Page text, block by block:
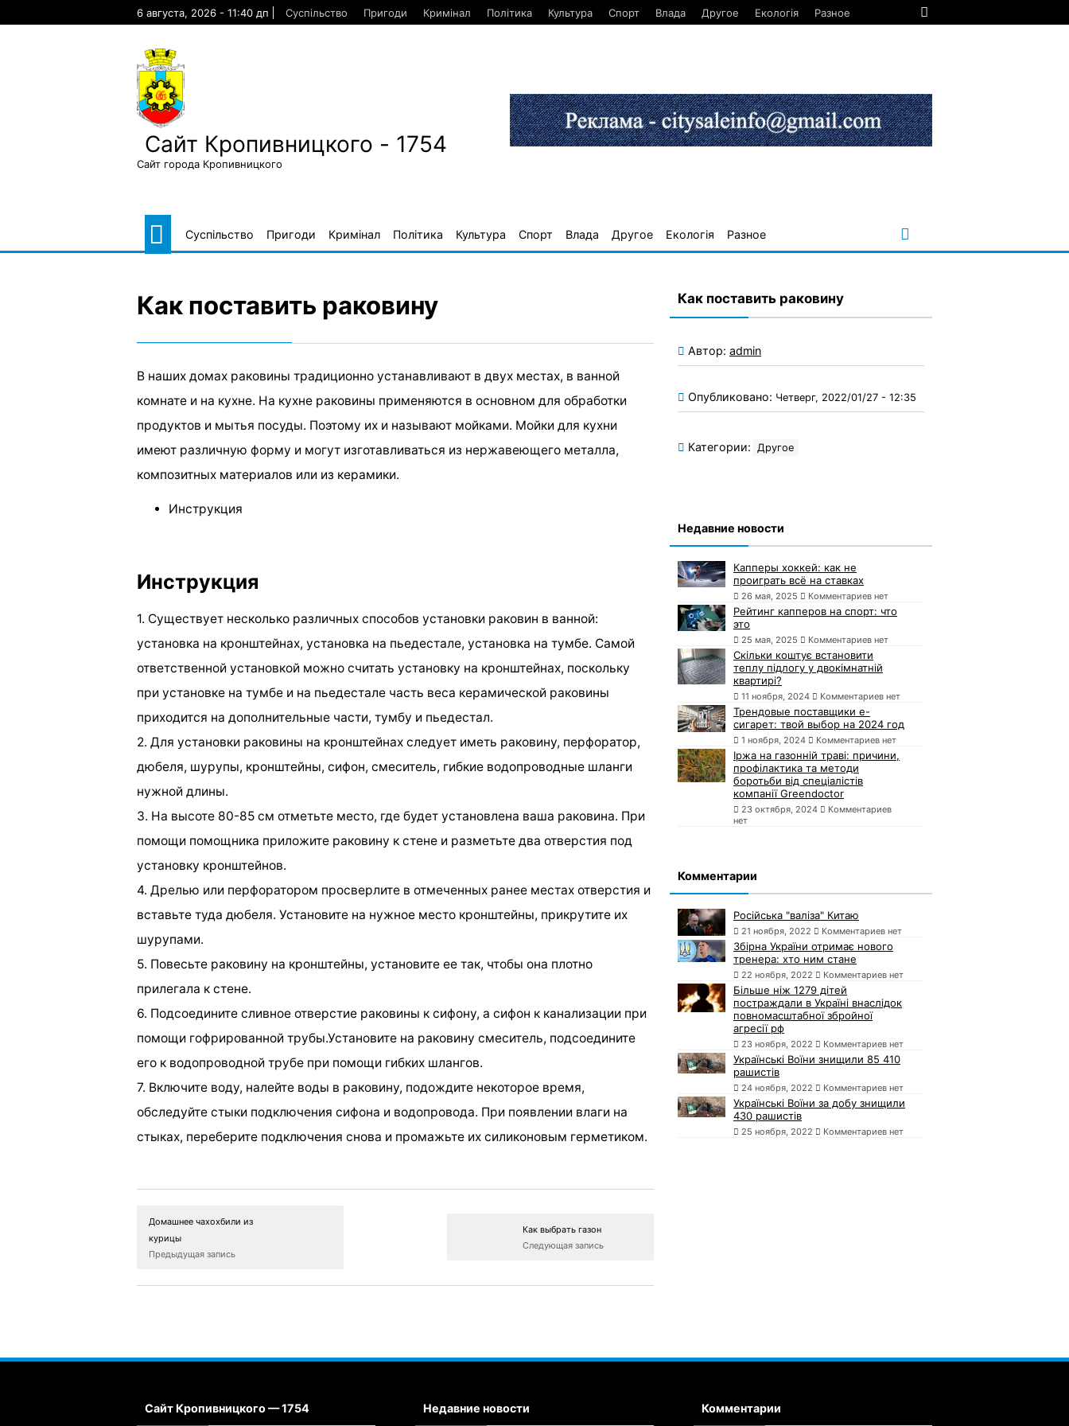
6 августа, 2026 - 11:40 дп Суспільство Пригоди Кримінал Політика Культура Спорт Влада Другое Екологія Разное
Сайт Кропивницкого - 1754
Сайт города Кропивницкого
Суспільство Пригоди Кримінал Політика Культура Спорт Влада Другое Екологія Разное
Как поставить раковину
В наших домах раковины традиционно устанавливают в двух местах, в ванной
комнате и на кухне. На кухне раковины применяются в основном для обработки
продуктов и мытья посуды. Поэтому их и называют мойками. Мойки для кухни
имеют различную форму и могут изготавливаться из нержавеющего металла,
композитных материалов или из керамики.
Инструкция
Инструкция
1. Существует несколько различных способов установки раковин в ванной:
установка на кронштейнах, установка на пьедестале, установка на тумбе. Самой
ответственной установкой можно считать установку на кронштейнах, поскольку
при установке на тумбе и на пьедестале часть веса керамической раковины
приходится на дополнительные части, тумбу и пьедестал.
2. Для установки раковины на кронштейнах следует иметь раковину, перфоратор,
дюбеля, шурупы, кронштейны, сифон, смеситель, гибкие водопроводные шланги
нужной длины.
3. На высоте 80-85 см отметьте место, где будет установлена ваша раковина. При
помощи помощника приложите раковину к стене и разметьте два отверстия под
установку кронштейнов.
4. Дрелью или перфоратором просверлите в отмеченных ранее местах отверстия и
вставьте туда дюбеля. Установите на нужное место кронштейны, прикрутите их
шурупами.
5. Повесьте раковину на кронштейны, установите ее так, чтобы она плотно
прилегала к стене.
6. Подсоедините сливное отверстие раковины к сифону, а сифон к канализации при
помощи гофрированной трубы.Установите на раковину смеситель, подсоедините
его к водопроводной трубе при помощи гибких шлангов.
7. Включите воду, налейте воды в раковину, подождите некоторое время,
обследуйте стыки подключения сифона и водопровода. При появлении влаги на
стыках, переберите подключения снова и промажьте их силиконовым герметиком.
Домашнее чахохбили из
курицы
Предыдущая запись
Как выбрать газон
Следующая запись
Как поставить раковину
Автор: admin
Опубликовано: Четверг, 2022/01/27 - 12:35
Категории: Другое
Недавние новости
Капперы хоккей: как не
проиграть всё на ставках
26 мая, 2025 Комментариев нет
Рейтинг капперов на спорт: что
это
25 мая, 2025 Комментариев нет
Скільки коштує встановити
теплу підлогу у двокімнатній
квартирі?
11 ноября, 2024 Комментариев нет
Трендовые поставщики e-
сигарет: твой выбор на 2024 год
1 ноября, 2024 Комментариев нет
Іржа на газонній траві: причини,
профілактика та методи
боротьби від спеціалістів
компанії Greendoctor
23 октября, 2024
Комментариев
нет
Комментарии
Російська "валіза" Китаю
21 ноября, 2022 Комментариев нет
Збірна України отримає нового
тренера: хто ним стане
22 ноября, 2022 Комментариев нет
Більше ніж 1279 дітей
постраждали в Україні внаслідок
повномасштабної збройної
агресії рф
23 ноября, 2022 Комментариев нет
Українські Воїни знищили 85 410
рашистів
24 ноября, 2022 Комментариев нет
Українські Воїни за добу знищили
430 рашистів
25 ноября, 2022 Комментариев нет
Сайт Кропивницкого — 1754 Недавние новости Комментарии